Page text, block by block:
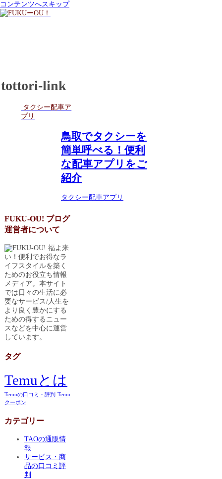
コンテンツへスキップ
tottori-link
タクシー配車ア
プリ
鳥取でタクシーを
簡単呼べる！便利
な配車アプリをご
紹介
タクシー配車アプリ
FUKU-OU! ブログ
運営者について
福よ来
い！便利でお得なラ
イフスタイルを築く
ためのお役立ち情報
メディア。本サイト
では日々の生活に必
要なサービス/人生を
より良く豊かにする
ための得するニュー
スなどを中心に運営
しています。
タグ
Temuとは
Temuの口コミ・評判 Temu
クーポン
カテゴリー
TAOの通販情
報
サービス・商
品の口コミ評
判